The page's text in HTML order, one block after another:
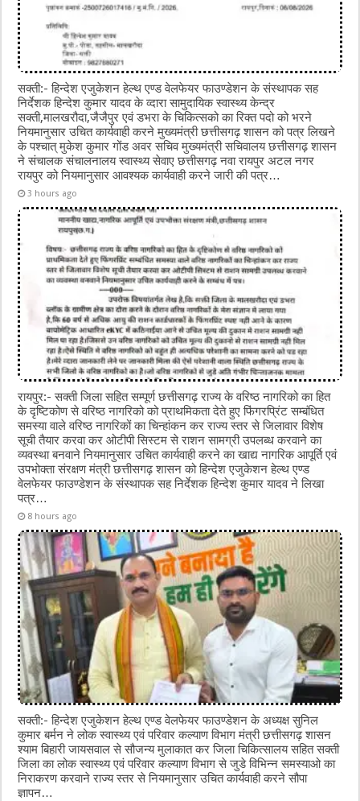
सक्ती:- हिन्देश एजुकेशन हेल्थ एण्ड वेलफेयर फाउण्डेशन के संस्थापक सह
निर्देशक हिन्देश कुमार यादव के व्दारा सामुदायिक स्वास्थ्य केन्द्र
सक्ती,मालखरौदा,जैजैपुर एवं डभरा के चिकित्सको का रिक्त पदो को भरने
नियमानुसार उचित कार्यवाही करने मुख्यमंत्री छत्तीसगढ़ शासन को पत्र लिखने
के पश्चात् मुकेश कुमार गोंड अवर सचिव मुख्यमंत्री सचिवालय छत्तीसगढ़ शासन
ने संचालक संचालनालय स्वास्थ्य सेवाए छत्तीसगढ़ नवा रायपुर अटल नगर
रायपुर को नियमानुसार आवश्यक कार्यवाही करने जारी की पत्र…
3 hours ago
रायपुर:- सक्ती जिला सहित सम्पूर्ण छत्तीसगढ़ राज्य के वरिष्ठ नागरिको का हित
के दृष्टिकोण से वरिष्ठ नागरिको को प्राथमिकता देते हुए फिंगरप्रिंट सम्बंधित
समस्या वाले वरिष्ठ नागरिकों का चिन्हांकन कर राज्य स्तर से जिलावार विशेष
सूची तैयार करवा कर ओटीपी सिस्टम से राशन सामग्री उपलब्ध करवाने का
व्यवस्था बनवाने नियमानुसार उचित कार्यवाही करने का खाद्य नागरिक आपूर्ति एवं
उपभोक्ता संरक्षण मंत्री छत्तीसगढ़ शासन को हिन्देश एजुकेशन हेल्थ एण्ड
वेलफेयर फाउण्डेशन के संस्थापक सह निर्देशक हिन्देश कुमार यादव ने लिखा
पत्र…
8 hours ago
सक्ती:- हिन्देश एजुकेशन हेल्थ एण्ड वेलफेयर फाउण्डेशन के अध्यक्ष सुनिल
कुमार बर्मन ने लोक स्वास्थ्य एवं परिवार कल्याण विभाग मंत्री छत्तीसगढ़ शासन
श्याम बिहारी जायसवाल से सौजन्य मुलाकात कर जिला चिकित्सालय सहित सक्ती
जिला का लोक स्वास्थ्य एवं परिवार कल्याण विभाग से जुडे विभिन्न समस्याओ का
निराकरण करवाने राज्य स्तर से नियमानुसार उचित कार्यवाही करने सौपा
ज्ञापन…